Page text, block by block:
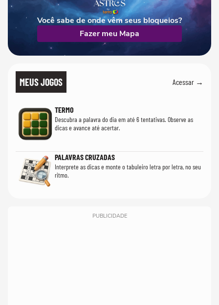
Você sabe de onde vêm seus bloqueios?
Fazer meu Mapa
MEUS JOGOS Acessar →
TERMO
Descubra a palavra do dia em até 6 tentativas. Observe as
dicas e avance até acertar.
PALAVRAS CRUZADAS
Interprete as dicas e monte o tabuleiro letra por letra, no seu
ritmo.
PUBLICIDADE